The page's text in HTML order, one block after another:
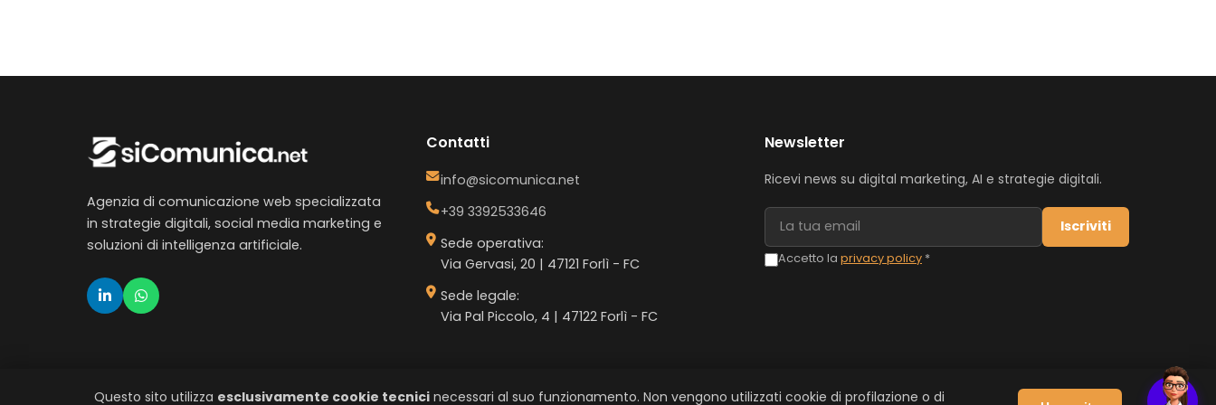
Agenzia di comunicazione web specializzata
in strategie digitali, social media marketing e
soluzioni di intelligenza artificiale.
Contatti
info@sicomunica.net
+39 3392533646
Sede operativa:
Via Gervasi, 20 | 47121 Forlì - FC
Sede legale:
Via Pal Piccolo, 4 | 47122 Forlì - FC
Newsletter
Ricevi news su digital marketing, AI e strategie digitali.
Iscriviti
Accetto la privacy policy *
Questo sito utilizza esclusivamente cookie tecnici necessari al suo funzionamento. Non vengono utilizzati cookie di profilazione o di